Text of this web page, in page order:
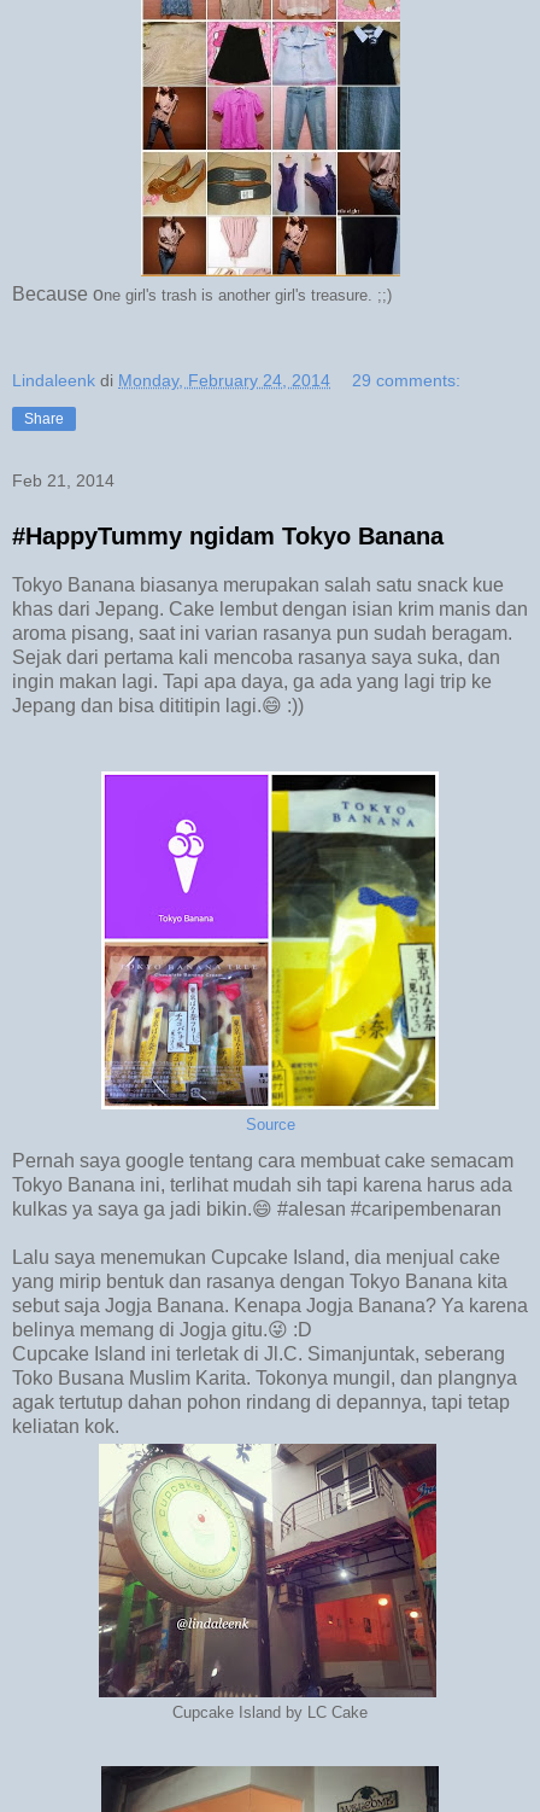
Because one girl's trash is another girl's treasure. ;;)
Lindaleenk di Monday, February 24, 2014 29 comments:
Share
Feb 21, 2014
#HappyTummy ngidam Tokyo Banana
Tokyo Banana biasanya merupakan salah satu snack kue
khas dari Jepang. Cake lembut dengan isian krim manis dan
aroma pisang, saat ini varian rasanya pun sudah beragam.
Sejak dari pertama kali mencoba rasanya saya suka, dan
ingin makan lagi. Tapi apa daya, ga ada yang lagi trip ke
Jepang dan bisa dititipin lagi.😄 :))
Source
Pernah saya google tentang cara membuat cake semacam
Tokyo Banana ini, terlihat mudah sih tapi karena harus ada
kulkas ya saya ga jadi bikin.😄 #alesan #caripembenaran
Lalu saya menemukan Cupcake Island, dia menjual cake
yang mirip bentuk dan rasanya dengan Tokyo Banana kita
sebut saja Jogja Banana. Kenapa Jogja Banana? Ya karena
belinya memang di Jogja gitu.😜 :D
Cupcake Island ini terletak di Jl.C. Simanjuntak, seberang
Toko Busana Muslim Karita. Tokonya mungil, dan plangnya
agak tertutup dahan pohon rindang di depannya, tapi tetap
keliatan kok.
Cupcake Island by LC Cake